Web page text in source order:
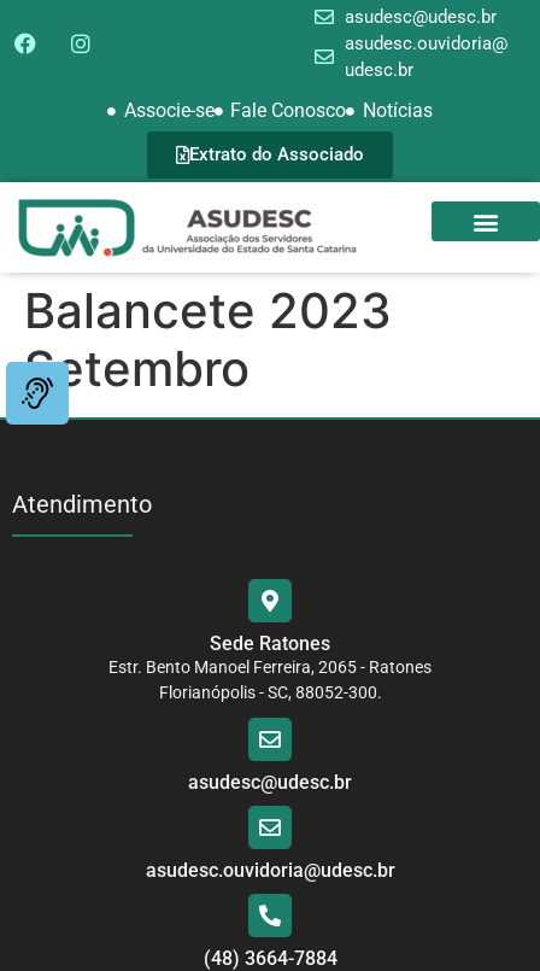
asudesc@udesc.br
asudesc.ouvidoria@
udesc.br
Associe-se Fale Conosco Notícias
Extrato do Associado
Balancete 2023
Setembro
Atendimento
Sede Ratones
Estr. Bento Manoel Ferreira, 2065 - Ratones
Florianópolis - SC, 88052-300.
asudesc@udesc.br
asudesc.ouvidoria@udesc.br
(48) 3664-7884